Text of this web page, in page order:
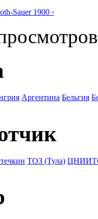
Sauer 1900 ›
Аргентина Бельгия
ТОЗ (Тула)